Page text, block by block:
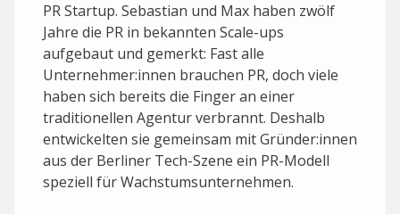
PR Startup. Sebastian und Max haben zwölf
Jahre die PR in bekannten Scale-ups
aufgebaut und gemerkt: Fast alle
Unternehmer:innen brauchen PR, doch viele
haben sich bereits die Finger an einer
traditionellen Agentur verbrannt. Deshalb
entwickelten sie gemeinsam mit Gründer:innen
aus der Berliner Tech-Szene ein PR-Modell
speziell für Wachstumsunternehmen.